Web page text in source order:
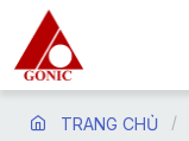
TRANG CHỦ